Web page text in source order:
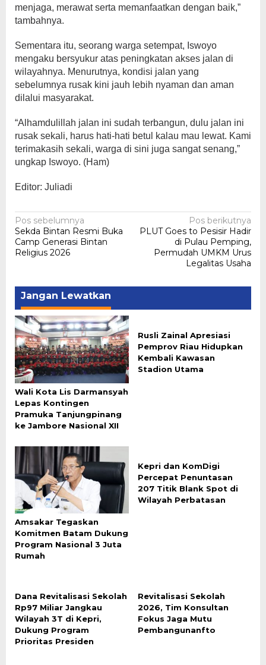
menjaga, merawat serta memanfaatkan dengan baik,”
tambahnya.
Sementara itu, seorang warga setempat, Iswoyo
mengaku bersyukur atas peningkatan akses jalan di
wilayahnya. Menurutnya, kondisi jalan yang
sebelumnya rusak kini jauh lebih nyaman dan aman
dilalui masyarakat.
“Alhamdulillah jalan ini sudah terbangun, dulu jalan ini
rusak sekali, harus hati-hati betul kalau mau lewat. Kami
terimakasih sekali, warga di sini juga sangat senang,”
ungkap Iswoyo. (Ham)
Editor: Juliadi
Navigasi
pos
Pos sebelumnya
Sekda Bintan Resmi Buka
Camp Generasi Bintan
Religius 2026
Pos berikutnya
PLUT Goes to Pesisir Hadir
di Pulau Pemping,
Permudah UMKM Urus
Legalitas Usaha
Jangan Lewatkan
Wali Kota Lis Darmansyah
Lepas Kontingen
Pramuka Tanjungpinang
ke Jambore Nasional XII
Rusli Zainal Apresiasi
Pemprov Riau Hidupkan
Kembali Kawasan
Stadion Utama
Amsakar Tegaskan
Komitmen Batam Dukung
Program Nasional 3 Juta
Rumah
Kepri dan KomDigi
Percepat Penuntasan
207 Titik Blank Spot di
Wilayah Perbatasan
Dana Revitalisasi Sekolah
Rp97 Miliar Jangkau
Wilayah 3T di Kepri,
Dukung Program
Prioritas Presiden
Revitalisasi Sekolah
2026, Tim Konsultan
Fokus Jaga Mutu
Pembangunanfto